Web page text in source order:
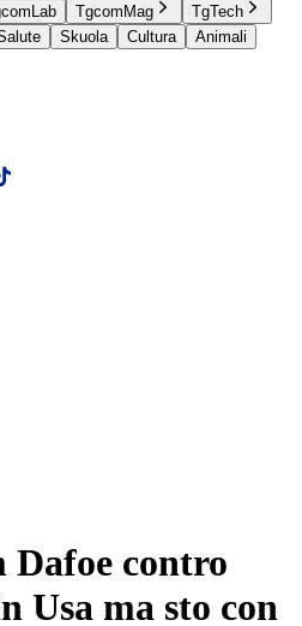
TgcomMag
TgTech
Skuola Cultura
Animali
contro
Usa ma sto con